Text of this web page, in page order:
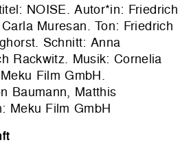
NOISE. Autor*in: Friedrich
Muresan. Ton: Friedrich
Schnitt: Anna
Rackwitz. Musik: Cornelia
Film GmbH.
Baumann, Matthis
Meku Film GmbH